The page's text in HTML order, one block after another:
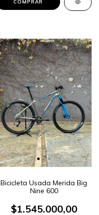
Bicicleta Usada Merida Big
Nine 600
$1.545.000,00